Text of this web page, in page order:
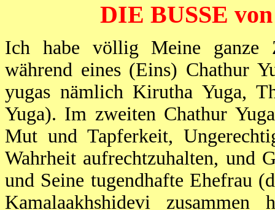
DIE BUSSE
Ich habe völlig Meine ganze
während eines (Eins) Chathur
yugas nämlich Kirutha Yuga,
Yuga). Im zweiten Chathur
Mut und Tapferkeit,
Wahrheit aufrechtzuhalten, und
und Seine tugendhafte Ehefrau
Kamalaakhshidevi